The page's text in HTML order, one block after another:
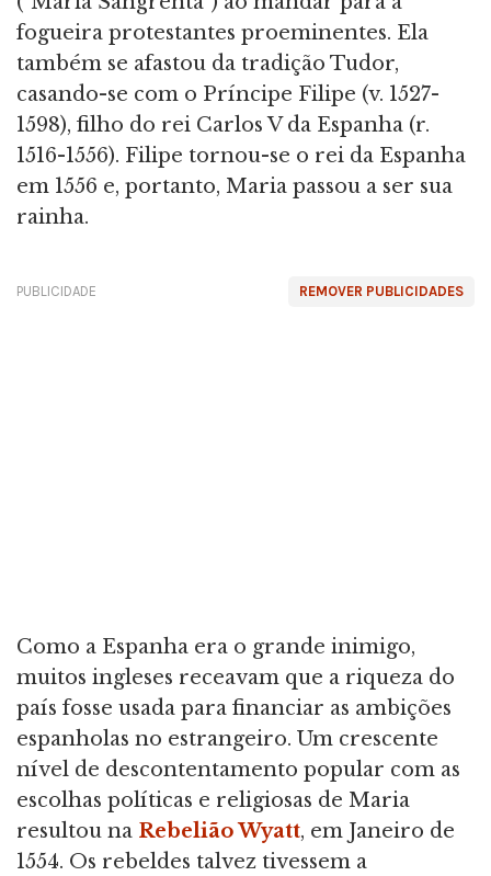
fogueira protestantes proeminentes. Ela
também se afastou da tradição Tudor,
casando-se com o Príncipe Filipe (v. 1527-
1598), filho do rei Carlos V da Espanha (r.
1516-1556). Filipe tornou-se o rei da Espanha
em 1556 e, portanto, Maria passou a ser sua
rainha.
REMOVER PUBLICIDADES
PUBLICIDADE
Como a Espanha era o grande inimigo,
muitos ingleses receavam que a riqueza do
país fosse usada para financiar as ambições
espanholas no estrangeiro. Um crescente
nível de descontentamento popular com as
escolhas políticas e religiosas de Maria
resultou na Rebelião Wyatt, em Janeiro de
1554. Os rebeldes talvez tivessem a